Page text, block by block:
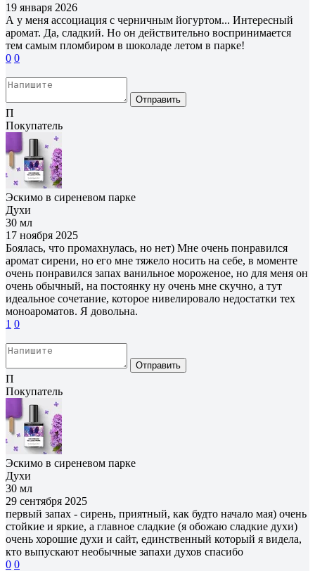
19 января 2026
А у меня ассоциация с черничным йогуртом... Интересный
аромат. Да, сладкий. Но он действительно воспринимается
тем самым пломбиром в шоколаде летом в парке!
0 0
Отправить
П
Покупатель
Эскимо в сиреневом парке
Духи
30 мл
17 ноября 2025
Боялась, что промахнулась, но нет) Мне очень понравился
аромат сирени, но его мне тяжело носить на себе, в моменте
очень понравился запах ванильное мороженое, но для меня он
очень обычный, на постоянку ну очень мне скучно, а тут
идеальное сочетание, которое нивелировало недостатки тех
моноароматов. Я довольна.
1 0
Отправить
П
Покупатель
Эскимо в сиреневом парке
Духи
30 мл
29 сентября 2025
первый запах - сирень, приятный, как будто начало мая) очень
стойкие и яркие, а главное сладкие (я обожаю сладкие духи)
очень хорошие духи и сайт, единственный который я видела,
кто выпускают необычные запахи духов спасибо
0 0